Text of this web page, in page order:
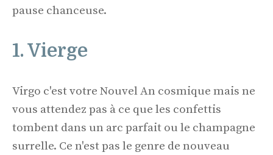
pause chanceuse.
1. Vierge
Virgo c'est votre Nouvel An cosmique mais ne
vous attendez pas à ce que les confettis
tombent dans un arc parfait ou le champagne
surrelle. Ce n'est pas le genre de nouveau